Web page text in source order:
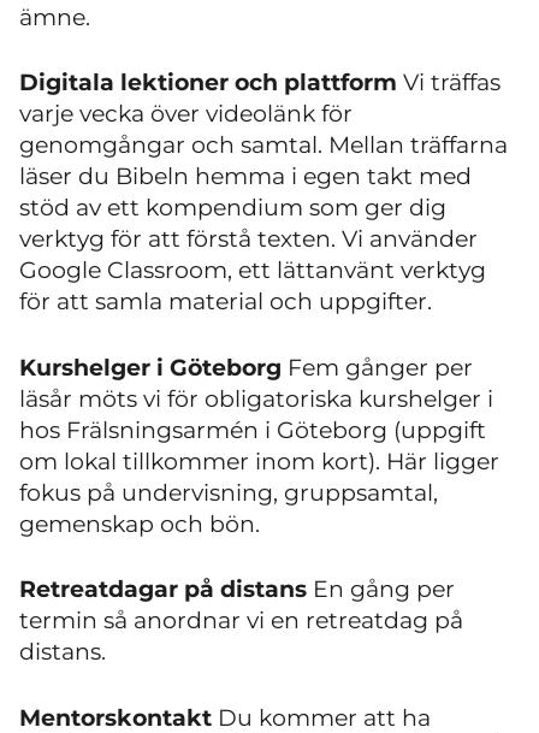
ämne.
Digitala lektioner och plattform Vi träffas
varje vecka över videolänk för
genomgångar och samtal. Mellan träffarna
läser du Bibeln hemma i egen takt med
stöd av ett kompendium som ger dig
verktyg för att förstå texten. Vi använder
Google Classroom, ett lättanvänt verktyg
för att samla material och uppgifter.
Kurshelger i Göteborg Fem gånger per
läsår möts vi för obligatoriska kurshelger i
hos Frälsningsarmén i Göteborg (uppgift
om lokal tillkommer inom kort). Här ligger
fokus på undervisning, gruppsamtal,
gemenskap och bön.
Retreatdagar på distans En gång per
termin så anordnar vi en retreatdag på
distans.
Mentorskontakt Du kommer att ha